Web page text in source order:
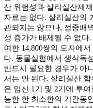
산 위험성과 살리실산제
자료는 없다. 살리실산의
관되지는 않으나, 정중배
성 증가가 배제될 수 없다
여한 14,800쌍의 모자에
다. 동물실험에서 생식독
반드시 필요한 경우가 아
서는 안 된다. 살리실산
은 임신 1기 및 2기에 투
능한 한 최소한의 기간동